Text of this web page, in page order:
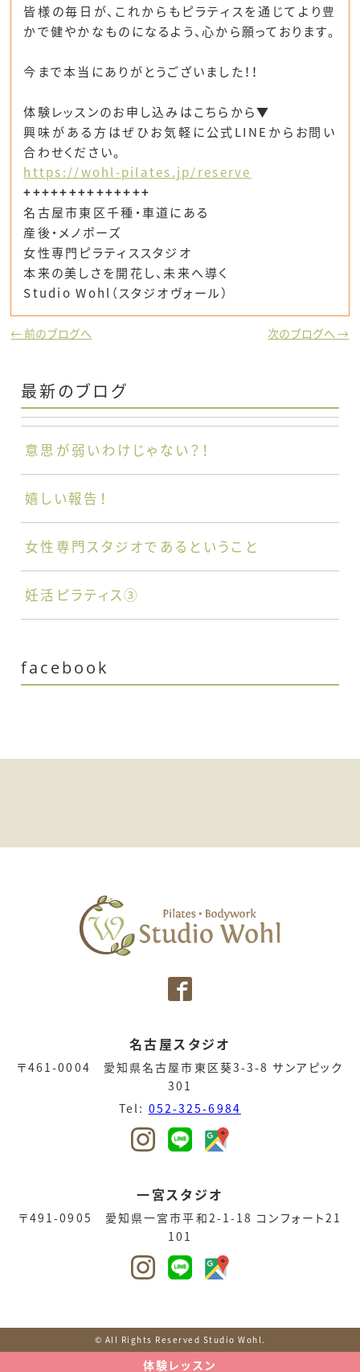
体験レッスン
皆様の毎日が、これからもピラティスを通じてより豊
かで健やかなものになるよう、心から願っております。
今まで本当にありがとうございました！！
体験レッスンのお申し込みはこちらから▼
興味がある方はぜひお気軽に公式LINEからお問い
合わせください。
https://wohl-pilates.jp/reserve
++++++++++++++
名古屋市東区千種・車道にある
産後・メノポーズ
女性専門ピラティススタジオ
本来の美しさを開花し、未来へ導く
Studio Wohl（スタジオヴォール）
← 前のブログへ 次のブログへ →
最新のブログ
意思が弱いわけじゃない？！
嬉しい報告！
女性専門スタジオであるということ
妊活ピラティス③
facebook
名古屋スタジオ
〒461-0004 愛知県名古屋市東区葵3-3-8 サンアピック
301
Tel: 052-325-6984
一宮スタジオ
〒491-0905 愛知県一宮市平和2-1-18 コンフォート21
101
© All Rights Reserved Studio Wohl.